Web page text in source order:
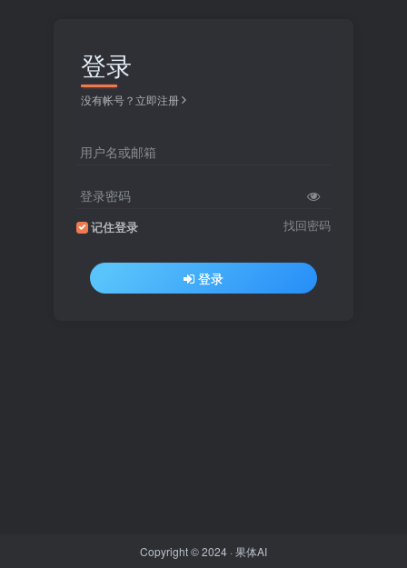
登录
没有帐号？立即注册
用户名或邮箱
登录密码
记住登录 找回密码
登录
Copyright © 2024 ·果体AI